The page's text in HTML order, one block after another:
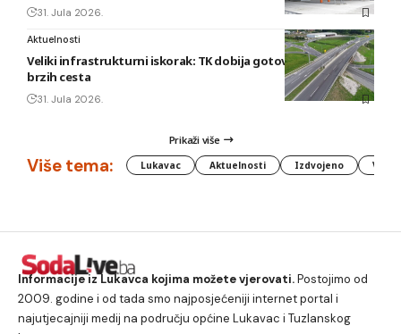
31. Jula 2026.
Aktuelnosti
Veliki infrastrukturni iskorak: TK dobija gotovo 80 kilometara
brzih cesta
31. Jula 2026.
Prikaži više
Više tema: Lukavac Aktuelnosti Izdvojeno
Informacije iz Lukavca kojima možete vjerovati.Postojimo od
2009. godine i od tada smo najposjećeniji internet portal i
najutjecajniji medij na području općine Lukavac i Tuzlanskog